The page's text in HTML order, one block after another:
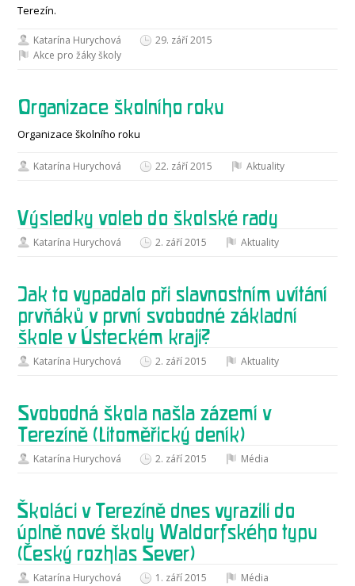
Terezín.
Katarína Hurychová
29. září 2015
Akce pro žáky školy
Organizace školního roku
Organizace školního roku
Katarína Hurychová 22. září 2015 Aktuality
Výsledky voleb do školské rady
Katarína Hurychová 2. září 2015 Aktuality
Jak to vypadalo při slavnostním uvítání
prvňáků v první svobodné základní
škole v Ústeckém kraji?
Katarína Hurychová 2. září 2015 Aktuality
Svobodná škola našla zázemí v
Terezíně (Litoměřický deník)
Katarína Hurychová 2. září 2015 Média
Školáci v Terezíně dnes vyrazili do
úplně nové školy Waldorfského typu
(Český rozhlas Sever)
Katarína Hurychová 1. září 2015 Média